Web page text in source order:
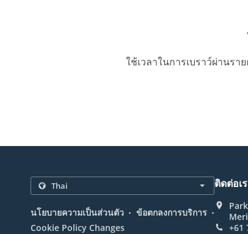
ใช้เวลาในการเบราว์ผ่านร
นโยบายความเป็นส่วนตัว . ข้อตกลงการบริการ .
Cookie Policy Changes
ติดต่อเ
+61